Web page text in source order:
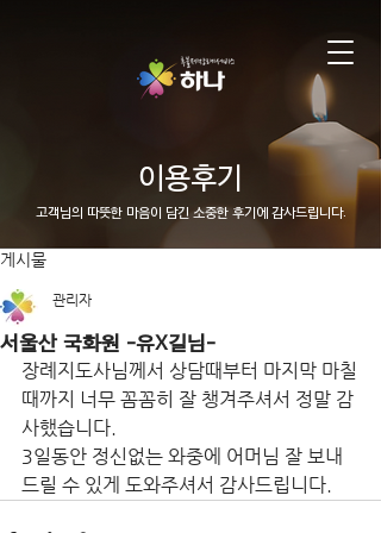
게시물
서울산 국화원 -유X길님-
관리자
장례지도사님께서 상담때부터 마지막 마칠
때까지 너무 꼼꼼히 잘 챙겨주셔서 정말 감
사했습니다.
3일동안 정신없는 와중에 어머님 잘 보내
드릴 수 있게 도와주셔서 감사드립니다.
이용후기
고객님의 따뜻한 마음이 담긴 소중한 후기에 감사드립니다.